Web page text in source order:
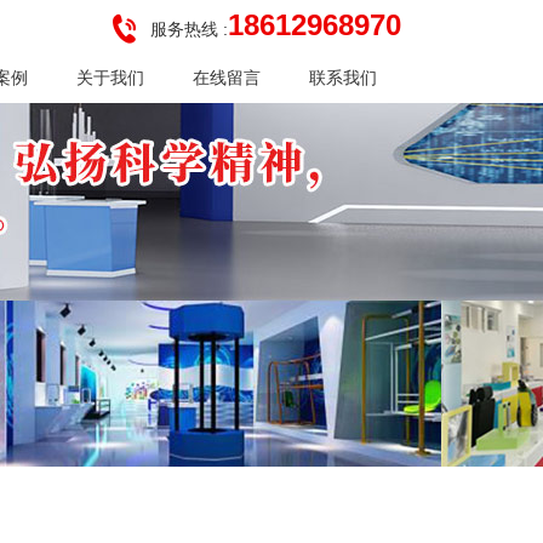
例 关于我们 在线留言 联系我们
服务热线 :18612968970